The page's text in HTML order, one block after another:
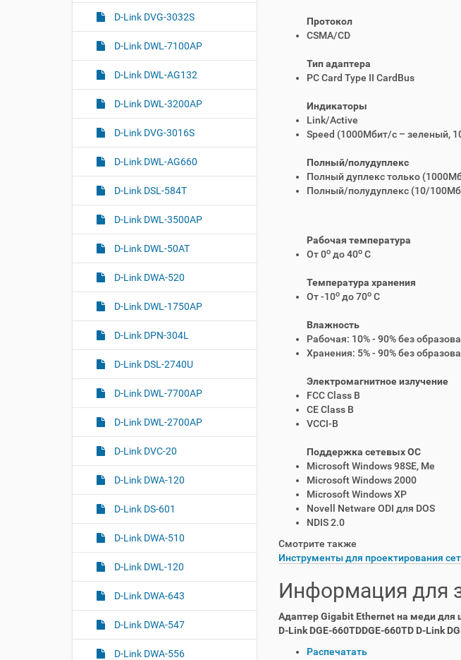
Протокол
CSMA/CD
Тип адаптера
PC Card Type II CardBus
Индикаторы
Link/Active
Speed (1000Мбит/с – зеленый,
Полный/полудуплекс
Полный дуплекс только
Полный/полудуплекс (10/
Рабочая температура
От 0oдо 40oC
Температура хранения
От -10oдо 70oC
Влажность
Рабочая: 10% - 90% без
Хранения: 5% - 90% без
Электромагнитное излучение
FCC Class B
CE Class B
VCCI-B
Поддержка сетевых ОС
Microsoft Windows 98SE, Me
Microsoft Windows 2000
Microsoft Windows XP
Novell Netware ODI для DOS
NDIS 2.0
Смотрите также
Инструменты для проектирования
Информация для
Адаптер Gigabit Ethernet на меди для
D-Link DGE-660TDDGE-660TD D-Link
Распечатать
D-Link DVG-3032S
D-Link DWL-7100AP
D-Link DWL-AG132
D-Link DWL-3200AP
D-Link DVG-3016S
D-Link DWL-AG660
D-Link DSL-584T
D-Link DWL-3500AP
D-Link DWL-50AT
D-Link DWA-520
D-Link DWL-1750AP
D-Link DPN-304L
D-Link DSL-2740U
D-Link DWL-7700AP
D-Link DWL-2700AP
D-Link DVC-20
D-Link DWA-120
D-Link DS-601
D-Link DWA-510
D-Link DWL-120
D-Link DWA-643
D-Link DWA-547
D-Link DWA-556